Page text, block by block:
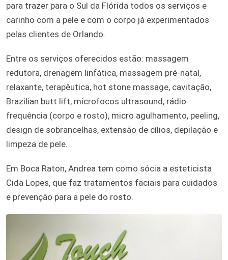
para trazer para o Sul da Flórida todos os serviços e
carinho com a pele e com o corpo já experimentados
pelas clientes de Orlando.
Entre os serviços oferecidos estão: massagem
redutora, drenagem linfática, massagem pré-natal,
relaxante, terapêutica, hot stone massage, cavitação,
Brazilian butt lift, microfocos ultrasound, rádio
frequência (corpo e rosto), micro agulhamento, peeling,
design de sobrancelhas, extensão de cílios, depilação e
limpeza de pele.
Em Boca Raton, Andrea tem como sócia a esteticista
Cida Lopes, que faz tratamentos faciais para cuidados
e prevenção para a pele do rosto.